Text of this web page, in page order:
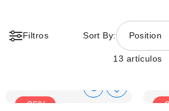
13 artículos
Filtros Sort By: Position
-35%
ShowAñadir
-